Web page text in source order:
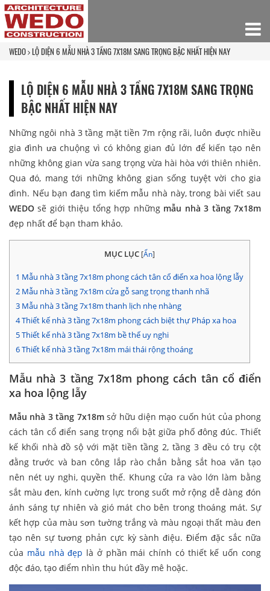
WEDO LỘ DIỆN 6 MẪU NHÀ 3 TẦNG 7X18M SANG TRỌNG BẬC NHẤT HIỆN NAY
LỘ DIỆN 6 MẪU NHÀ 3 TẦNG 7X18M SANG TRỌNG
BẬC NHẤT HIỆN NAY
Những ngôi nhà 3 tầng mặt tiền 7m rộng rãi, luôn được nhiều
gia đình ưa chuộng vì có không gian đủ lớn để kiến tạo nên
những không gian vừa sang trọng vừa hài hòa với thiên nhiên.
Qua đó, mang tới những không gian sống tuyệt vời cho gia
đình. Nếu bạn đang tìm kiếm mẫu nhà này, trong bài viết sau
WEDOsẽ giới thiệu tổng hợp những mẫu nhà 3 tầng 7x18m
đẹp nhất để bạn tham khảo.
MỤC LỤC [Ẩn]
1 Mẫu nhà 3 tầng 7x18m phong cách tân cổ điển xa hoa lộng lẫy
2 Mẫu nhà 3 tầng 7x18m cửa gỗ sang trọng thanh nhã
3 Mẫu nhà 3 tầng 7x18m thanh lịch nhẹ nhàng
4Thiết kế nhà 3 tầng 7x18m phong cách biệt thự Pháp xa hoa
5Thiết kế nhà 3 tầng 7x18m bề thế uy nghi
6Thiết kế nhà 3 tầng 7x18m mái thái rộng thoáng
Mẫu nhà 3 tầng 7x18m phong cách tân cổ điển
xa hoa lộng lẫy
Mẫu nhà 3 tầng 7x18msở hữu diện mạo cuốn hút của phong
cách tân cổ điển sang trọng nổi bật giữa phố đông đúc. Thiết
kế khối nhà đồ sộ với mặt tiền tầng 2, tầng 3 đều có trụ cột
đằng trước và ban công lắp rào chắn bằng sắt hoa văn tạo
nên nét uy nghi, quyền thế. Khung cửa ra vào lớn làm bằng
sắt màu đen, kính cường lực trong suốt mở rộng dễ dàng đón
ánh sáng tự nhiên và gió mát cho bên trong thoáng mát. Sự
kết hợp của màu sơn tường trắng và màu ngoại thất màu đen
tạo nên sự tương phản cực kỳ sành điệu. Điểm đặc sắc nữa
của mẫu nhà đẹp là ở phần mái chính có thiết kế uốn cong
độc đáo, tạo điểm nhìn thu hút đầy mê hoặc.